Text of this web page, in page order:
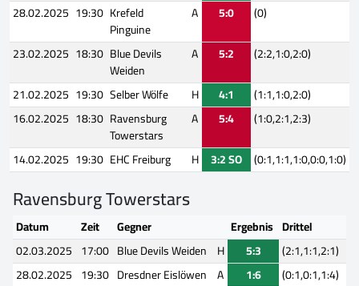
28.02.2025 19:30 Krefeld
Pinguine
A 5:0
(0)
23.02.2025 18:30 Blue Devils
Weiden
A 5:2
(2:2,1:0,2:0)
21.02.2025 19:30 Selber Wölfe H 4:1
(1:1,1:0,2:0)
16.02.2025 18:30 Ravensburg
Towerstars
A 5:4
(1:0,2:1,2:3)
14.02.2025 19:30 EHC Freiburg H 3:2 SO (0:1,1:1,1:0,0:0,1:0)
Ravensburg Towerstars
Datum Zeit Gegner Ergebnis Drittel
02.03.2025 17:00 Blue Devils Weiden H 5:3
(2:1,1:1,2:1)
28.02.2025 19:30 Dresdner Eislöwen A 1:6
(0:1,0:1,1:4)